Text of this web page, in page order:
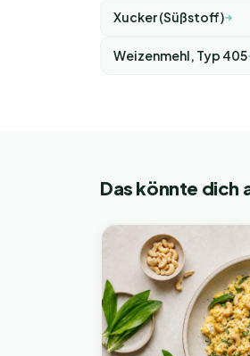
Xucker (Süßstoff)
Weizenmehl, Typ 405
Das könnte dich